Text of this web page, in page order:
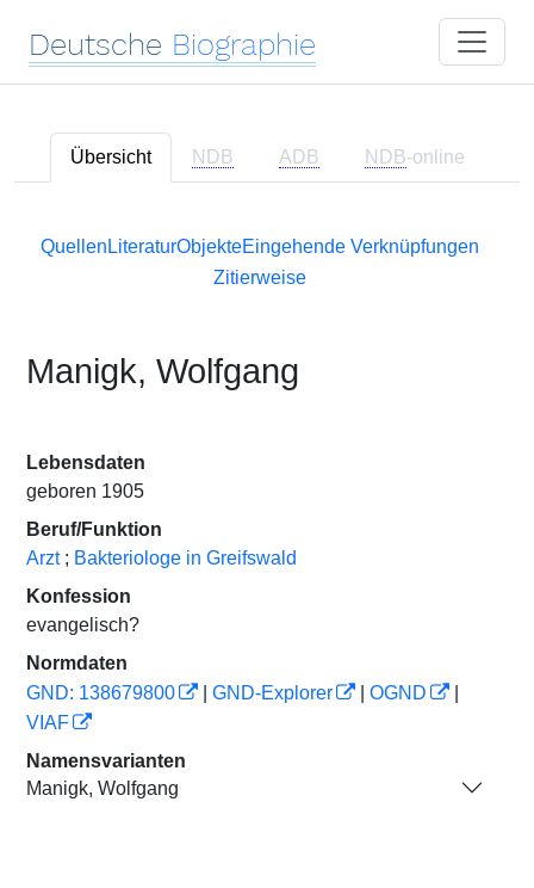
Deutsche Biographie
Übersicht NDB ADB NDB-online
Quellen LiteraturObjekteEingehende Verknüpfungen
Zitierweise
Manigk, Wolfgang
Lebensdaten
geboren 1905
Beruf/Funktion
Arzt ; Bakteriologe in Greifswald
Konfession
evangelisch?
Normdaten
GND: 138679800
GND-Explorer OGND
VIAF
Namensvarianten
Manigk, Wolfgang